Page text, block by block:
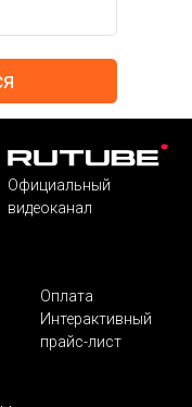
Официальный
видеоканал
Оплата
Интерактивный
прайс-лист